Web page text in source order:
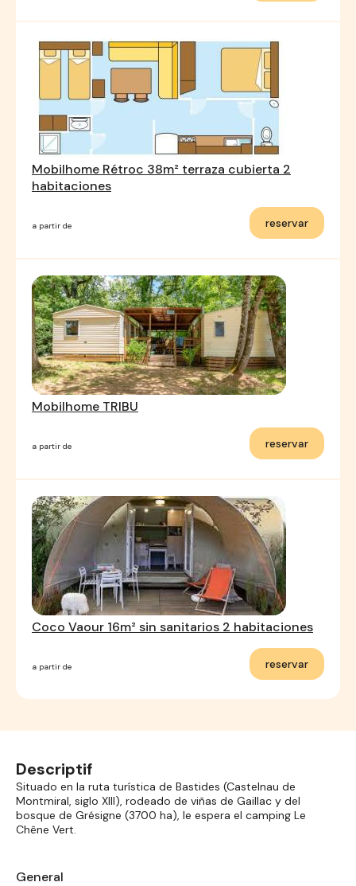
Mobilhome Rétroc 38m² terraza cubierta 2
habitaciones
a partir de reservar
Mobilhome TRIBU
a partir de reservar
Coco Vaour 16m² sin sanitarios 2 habitaciones
a partir de reservar
Descriptif
Situado en la ruta turística de Bastides (Castelnau de
Montmiral, siglo XIII), rodeado de viñas de Gaillac y del
bosque de Grésigne (3700 ha), le espera el camping Le
Chêne Vert.
General